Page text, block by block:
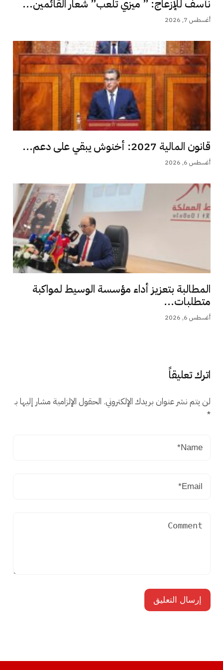
نأسف للإزعاج: ” ميزي تلعب” شعار القائمين...
أغسطس 7, 2026
قانون المالية 2027: أخنوش يبقي على دعم...
أغسطس 6, 2026
المطالبة بتعزيز أداء مؤسسة الوسيط لمواكبة
متطلبات...
أغسطس 6, 2026
اترك تعليقاً
لن يتم نشر عنوان بريدك الإلكتروني. الحقول الإلزامية مشار إليها بـ
*